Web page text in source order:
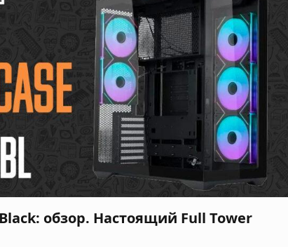
обзор. Настоящий Full Tower